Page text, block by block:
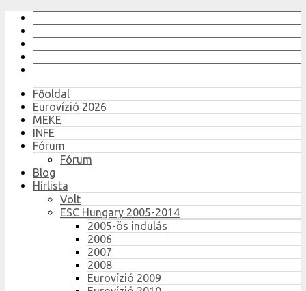
Főoldal
Eurovízió 2026
MEKE
INFE
Fórum
Fórum
Blog
Hírlista
Volt
ESC Hungary 2005-2014
2005-ös indulás
2006
2007
2008
Eurovízió 2009